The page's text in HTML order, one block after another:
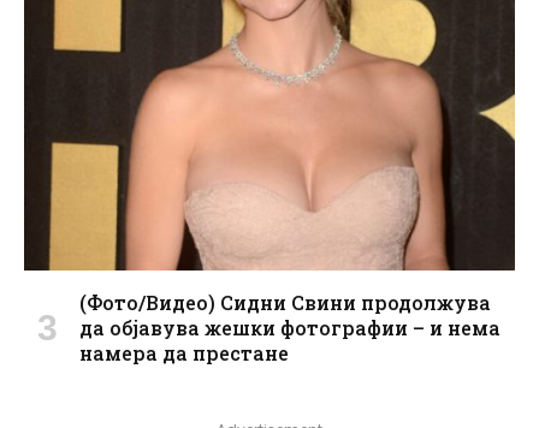
(Фото/Видео) Сидни Свини продолжува
да објавува жешки фотографии – и нема
намера да престане